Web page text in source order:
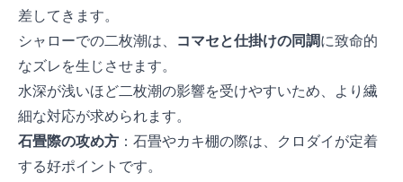
差してきます。
シャローでの二枚潮は、
コマセと仕掛けの同調に致命的
なズレを生じさせます。
水深が浅いほど二枚潮の影響を受けやすいため、より繊
細な対応が求められます。
石畳際の攻め方 ：石畳やカキ棚の際は、クロダイが定着
する好ポイントです。